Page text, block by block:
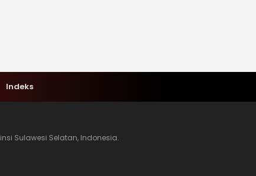
Indeks
Sulawesi Selatan, Indonesia.